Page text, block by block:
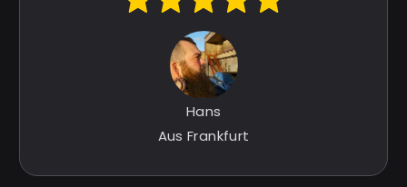
Hans
Aus Frankfurt